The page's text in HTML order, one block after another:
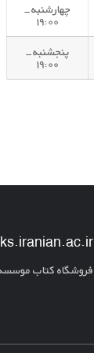
چهارشنبه-
۱۹:۰۰
پنجشنبه-
۱۹:۰۰
فروشگاه کتاب